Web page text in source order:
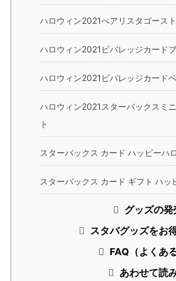
ハロウィン2021べアリスタゴースト
ハロウィン2021ビバレッジカード
ハロウィン2021ビバレッジカード
ハロウィン2021スターバックスミ
ト
スターバックス カード ハッピーハ
スターバックス カード ギフト ハッ
グッズの発
スタバグッズをお
FAQ（よくあ
あわせて読